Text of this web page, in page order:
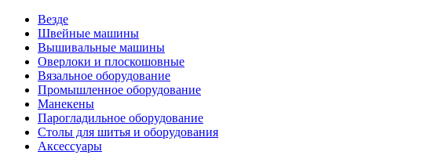
Везде
Швейные машины
Вышивальные машины
Оверлоки и плоскошовные
Вязальное оборудование
Промышленное оборудование
Манекены
Парогладильное оборудование
Столы для шитья и оборудования
Аксессуары